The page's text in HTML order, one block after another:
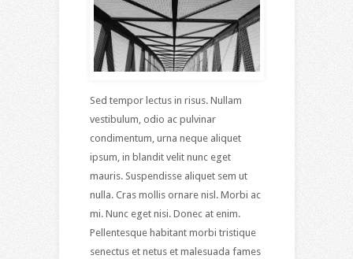
Sed tempor lectus in risus. Nullam
vestibulum, odio ac pulvinar
condimentum, urna neque aliquet
ipsum, in blandit velit nunc eget
mauris. Suspendisse aliquet sem ut
nulla. Cras mollis ornare nisl. Morbi ac
mi. Nunc eget nisi. Donec at enim.
Pellentesque habitant morbi tristique
senectus et netus et malesuada fames